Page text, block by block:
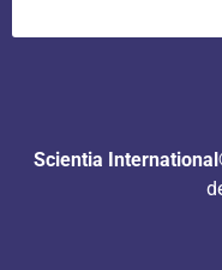
Scientia